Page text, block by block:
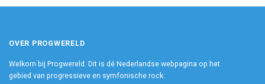
OVER PROGWERELD
Welkom bij Progwereld. Dit is dé Nederlandse webpagina op het
gebied van progressieve en symfonische rock.